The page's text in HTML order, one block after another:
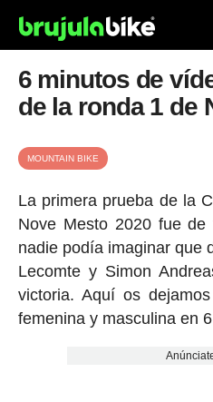
6 minutos de
de la ronda 1 de
MOUNTAIN BIKE
La primera prueba de la
Nove Mesto 2020 fue de
nadie podía imaginar que
Lecomte y Simon
victoria. Aquí os
femenina y masculina en